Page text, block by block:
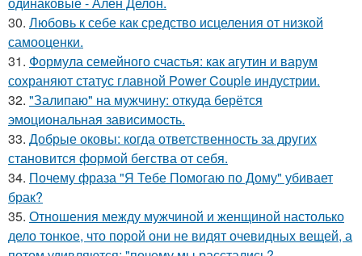
30. Любовь к себе как средство исцеления от низкой
самооценки.
31. Формула семейного счастья: как агутин и варум
сохраняют статус главной Power Couple индустрии.
32. "Залипаю" на мужчину: откуда берётся
эмоциональная зависимость.
33. Добрые оковы: когда ответственность за других
становится формой бегства от себя.
34. Почему фраза "Я Тебе Помогаю по Дому" убивает
брак?
35. Отношения между мужчиной и женщиной настолько
дело тонкое, что порой они не видят очевидных вещей, а